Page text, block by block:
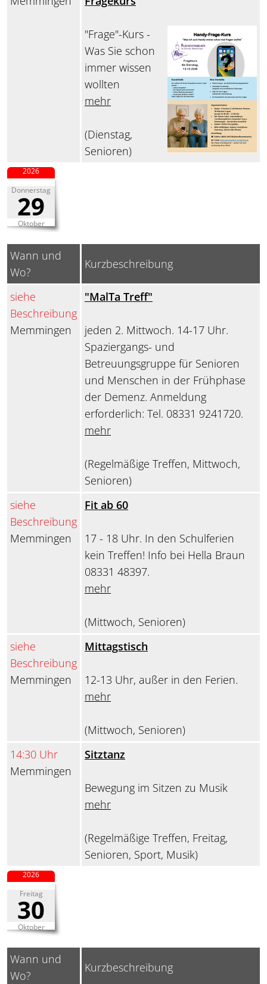
"Frage"-Kurs -
Was Sie schon
immer wissen
wollten
mehr
(Dienstag,
Senioren)
Donnerstag
29
Oktober
2026
Wann und
Wo?
Kurzbeschreibung
siehe
Beschreibung
Memmingen
"MalTa Treff"
jeden 2. Mittwoch. 14-17 Uhr.
Spaziergangs- und
Betreuungsgruppe für Senioren
und Menschen in der Frühphase
der Demenz. Anmeldung
erforderlich: Tel. 08331 9241720.
mehr
(Regelmäßige Treffen, Mittwoch,
Senioren)
siehe
Beschreibung
Memmingen
Fit ab 60
17 - 18 Uhr. In den Schulferien
kein Treffen! Info bei Hella Braun
08331 48397.
mehr
(Mittwoch, Senioren)
siehe
Beschreibung
Memmingen
Mittagstisch
12-13 Uhr, außer in den Ferien.
mehr
(Mittwoch, Senioren)
14:30 Uhr
Memmingen
Sitztanz
Bewegung im Sitzen zu Musik
mehr
(Regelmäßige Treffen, Freitag,
Senioren, Sport, Musik)
Freitag
30
Oktober
2026
Wann und
Wo?
Kurzbeschreibung